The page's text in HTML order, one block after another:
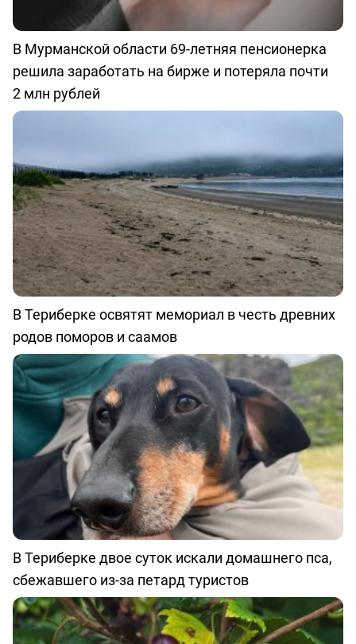
В Мурманской области 69-летняя пенсионерка
решила заработать на бирже и потеряла почти
2 млн рублей
В Териберке освятят мемориал в честь древних
родов поморов и саамов
В Териберке двое суток искали домашнего пса,
сбежавшего из-за петард туристов